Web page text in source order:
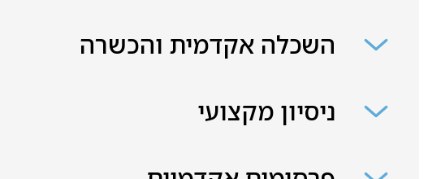
השכלה אקדמית והכשרה
ניסיון מקצועי